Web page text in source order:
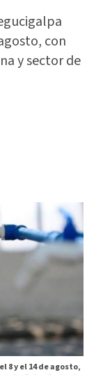
con
y sector de
8 y el 14 de agosto,